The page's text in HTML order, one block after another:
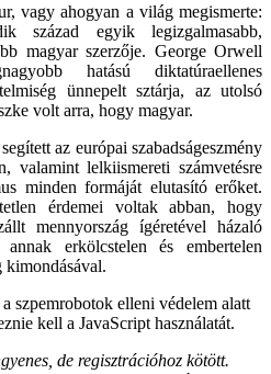
vagy ahogyan a világ megismerte:
század egyik legizgalmasabb,
magyar szerzője. George Orwell
hatású diktatúraellenes
ünnepelt sztárja, az utolsó
volt arra, hogy magyar.
az európai szabadságeszmény
valamint lelkiismereti számvetésre
minden formáját elutasító erőket.
érdemei voltak abban, hogy
mennyország ígéretével házaló
annak erkölcstelen és embertelen
kimondásával.
szpemrobotok elleni védelem alatt
kell a JavaScript használatát.
de regisztrációhoz kötött.